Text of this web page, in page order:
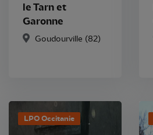
le Tarn et
Garonne
Goudourville (82)
LPO Occitanie